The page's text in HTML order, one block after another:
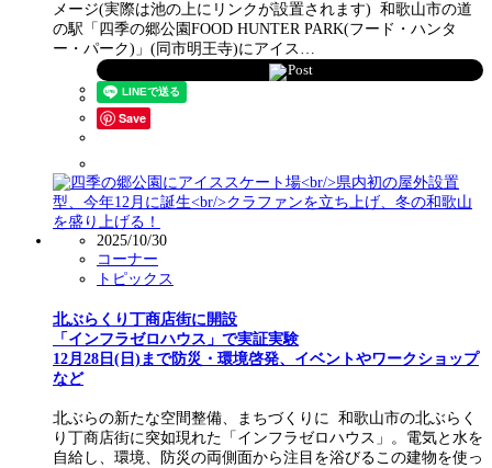
メージ(実際は池の上にリンクが設置されます) 和歌山市の道
の駅「四季の郷公園FOOD HUNTER PARK(フード・ハンタ
ー・パーク)」(同市明王寺)にアイス…
Post
Save
2025/10/30
コーナー
トピックス
北ぶらくり丁商店街に開設
「インフラゼロハウス」で実証実験
12月28日(日)まで防災・環境啓発、イベントやワークショップ
など
北ぶらの新たな空間整備、まちづくりに 和歌山市の北ぶらく
り丁商店街に突如現れた「インフラゼロハウス」。電気と水を
自給し、環境、防災の両側面から注目を浴びるこの建物を使っ